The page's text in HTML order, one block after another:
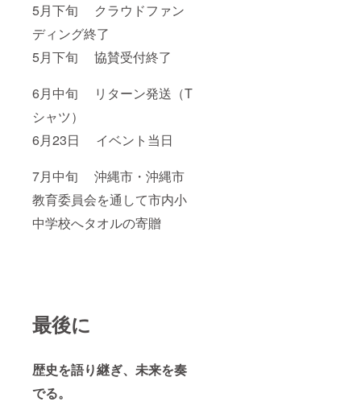
5月下旬 クラウドファン
ディング終了
5月下旬 協賛受付終了
6月中旬 リターン発送（T
シャツ）
6月23日 イベント当日
7月中旬 沖縄市・沖縄市
教育委員会を通して市内小
中学校へタオルの寄贈
最後に
歴史を語り継ぎ、未来を奏
でる。